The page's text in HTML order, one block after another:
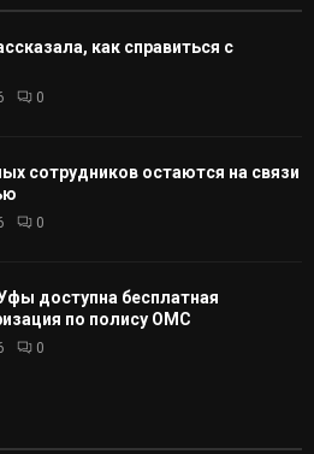
как справиться с
0
сотрудников остаются на связи
0
доступна бесплатная
по полису ОМС
0